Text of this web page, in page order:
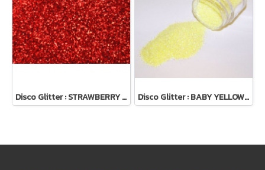
Disco Glitter : STRAWBERRY 5 g Disco Glitter : BABY YELLOW 5 g